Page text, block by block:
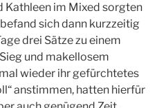
Kathleen im Mixed sorgten
sich dann kurzzeitig
drei Sätze zu einem
und makellosem
wieder ihr gefürchtetes
anstimmen, hatten hierfür